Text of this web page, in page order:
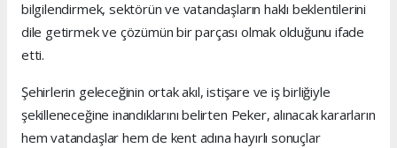
bilgilendirmek, sektörün ve vatandaşların haklı beklentilerini
dile getirmek ve çözümün bir parçası olmak olduğunu ifade
etti.
Şehirlerin geleceğinin ortak akıl, istişare ve iş birliğiyle
şekilleneceğine inandıklarını belirten Peker, alınacak kararların
hem vatandaşlar hem de kent adına hayırlı sonuçlar